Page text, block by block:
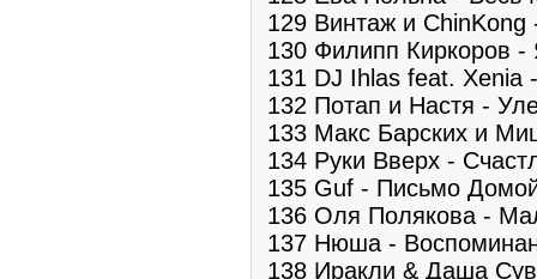
129 Винтаж и
130 Филипп Киркоров
131 DJ Ihlas feat.
132 Потап и Настя -
133 Макс Барских и
134 Руки Вверх -
135 Guf - Письмо
136 Оля Полякова -
137 Нюша -
138 Иракли & Даша